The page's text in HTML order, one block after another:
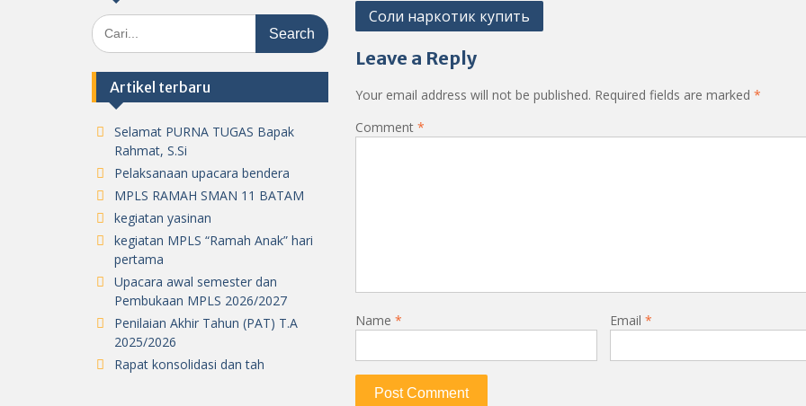
Post
Соли наркотик купить
Leave a Reply
Your email address will not be published. Required fields are marked *
Comment *
Name * Email*
Search
for:
Artikel terbaru
Selamat PURNA TUGAS Bapak
Rahmat, S.Si
Pelaksanaan upacara bendera
MPLS RAMAH SMAN 11 BATAM
kegiatan yasinan
kegiatan MPLS “Ramah Anak” hari
pertama
Upacara awal semester dan
Pembukaan MPLS 2026/2027
Penilaian Akhir Tahun (PAT) T.A
2025/2026
Rapat konsolidasi dan tah